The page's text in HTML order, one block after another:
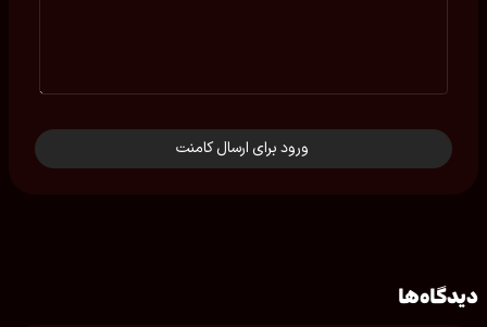
ورود برای ارسال کامنت
دیدگاه‌ها